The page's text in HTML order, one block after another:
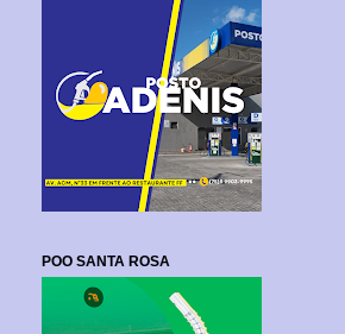
POO SANTA ROSA